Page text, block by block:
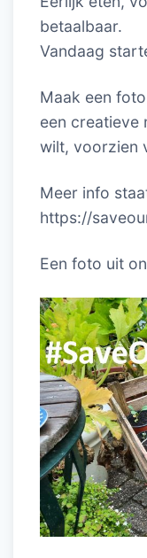
betaalbaar.
Vandaag
Maak een
een creatieve
wilt, voorzien
Meer info
https://
Een foto uit